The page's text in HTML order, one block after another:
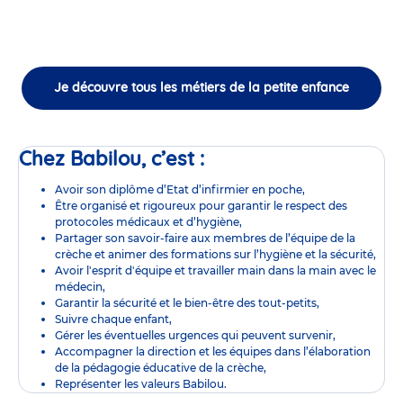
Je découvre tous les métiers de la petite enfance
Chez Babilou, c’est :
Avoir son diplôme d’Etat d’infirmier en poche,
Être organisé et rigoureux pour garantir le respect des
protocoles médicaux et d’hygiène,
Partager son savoir-faire aux membres de l’équipe de la
crèche et animer des formations sur l’hygiène et la sécurité,
Avoir l'esprit d'équipe et travailler main dans la main avec le
médecin,
Garantir la sécurité et le bien-être des tout-petits,
Suivre chaque enfant,
Gérer les éventuelles urgences qui peuvent survenir,
Accompagner la direction et les équipes dans l’élaboration
de la pédagogie éducative de la crèche,
Représenter les valeurs Babilou.